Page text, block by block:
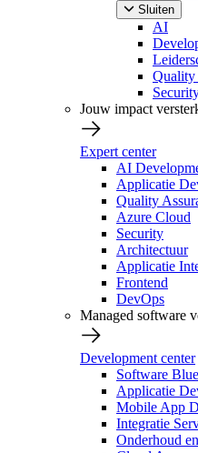
Sluiten
AI
Quality
Jouw impact
Expert center
AI
Applicatie
Quality
Azure Cloud
Security
Architectuur
Applicatie
Frontend
DevOps
Managed software
Development center
Software
Applicatie
Mobile App
Integratie
Onderhoud